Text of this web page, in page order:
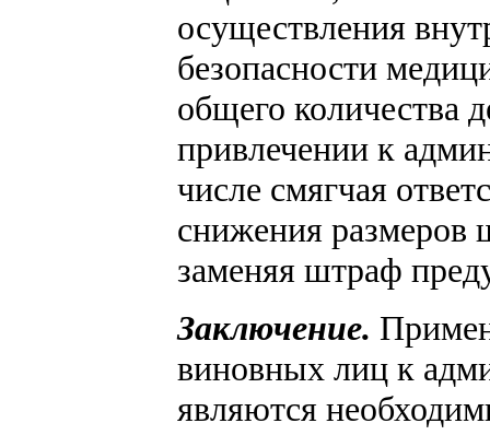
осуществления
безопасности
общего количества
привлечении к
числе смягчая
снижения размеров
заменяя штраф
Заключение.
виновных лиц к
являются